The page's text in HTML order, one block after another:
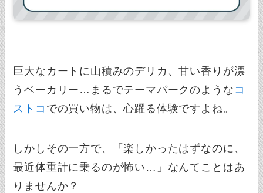
巨大なカートに山積みのデリカ、甘い香りが漂
うベーカリー…まるでテーマパークのような コ
ストコ での買い物は、心躍る体験ですよね。
しかしその一方で、「楽しかったはずなのに、
最近体重計に乗るのが怖い…」なんてことはあ
りませんか？